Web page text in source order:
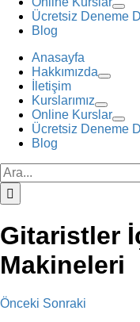
Ücretsiz Deneme
Blog
Anasayfa
Hakkımızda
İletişim
Kurslarımız
Online Kurslar
Ücretsiz Deneme
Blog
Ara:
Gitaristler
Makineleri
Önceki Sonraki